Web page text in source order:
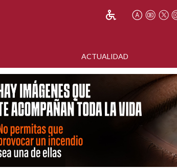
ACTUALIDAD